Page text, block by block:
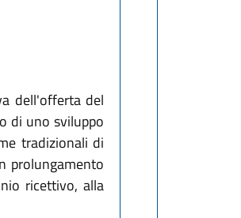
dell'offerta del
di uno sviluppo
tradizionali di
prolungamento
ricettivo, alla